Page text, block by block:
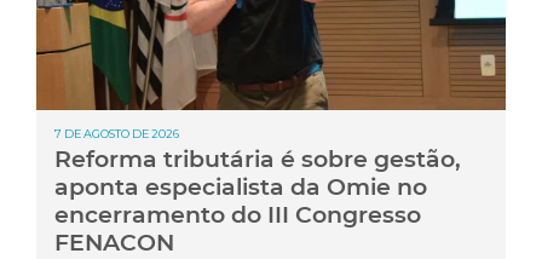
7 DE AGOSTO DE 2026
Reforma tributária é sobre gestão,
aponta especialista da Omie no
encerramento do III Congresso
FENACON